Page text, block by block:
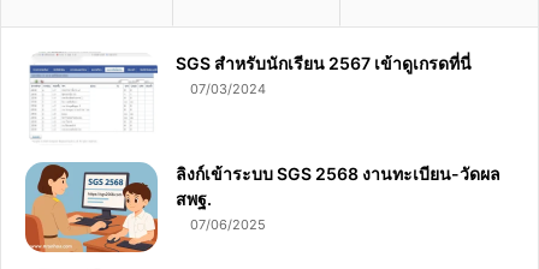
SGS สําหรับนักเรียน 2567 เข้าดูเกรดที่นี่
07/03/2024
ลิงก์เข้าระบบ SGS 2568 งานทะเบียน-วัดผล
สพฐ.
07/06/2025